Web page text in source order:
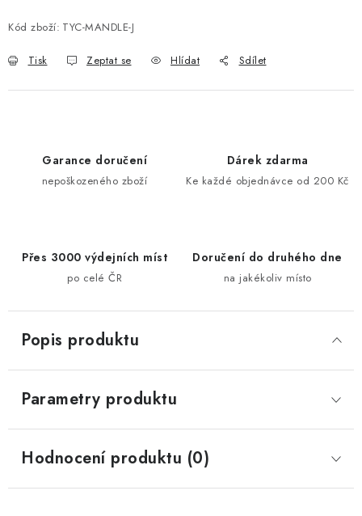
Kód zboží: TYC-MANDLE-J
Tisk Zeptat se Hlídat Sdílet
Garance doručení
nepoškozeného zboží
Dárek zdarma
Ke každé objednávce od 200 Kč
Přes 3000 výdejních míst
po celé ČR
Doručení do druhého dne
na jakékoliv místo
Popis produktu
Parametry produktu
Hodnocení produktu (0)